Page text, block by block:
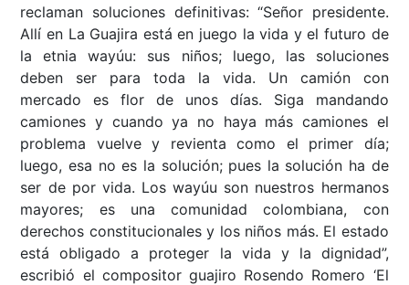
reclaman soluciones definitivas: “Señor presidente.
Allí en La Guajira está en juego la vida y el futuro de
la etnia wayúu: sus niños; luego, las soluciones
deben ser para toda la vida. Un camión con
mercado es flor de unos días. Siga mandando
camiones y cuando ya no haya más camiones el
problema vuelve y revienta como el primer día;
luego, esa no es la solución; pues la solución ha de
ser de por vida. Los wayúu son nuestros hermanos
mayores; es una comunidad colombiana, con
derechos constitucionales y los niños más. El estado
está obligado a proteger la vida y la dignidad”,
escribió el compositor guajiro Rosendo Romero ‘El